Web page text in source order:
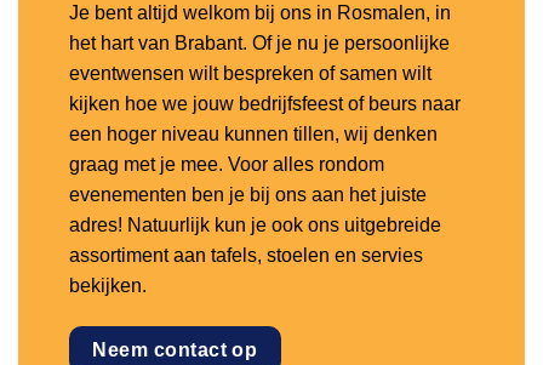
Je bent altijd welkom bij ons in Rosmalen, in
het hart van Brabant. Of je nu je persoonlijke
eventwensen wilt bespreken of samen wilt
kijken hoe we jouw bedrijfsfeest of beurs naar
een hoger niveau kunnen tillen, wij denken
graag met je mee. Voor alles rondom
evenementen ben je bij ons aan het juiste
adres! Natuurlijk kun je ook ons uitgebreide
assortiment aan tafels, stoelen en servies
bekijken.
Neem contact op